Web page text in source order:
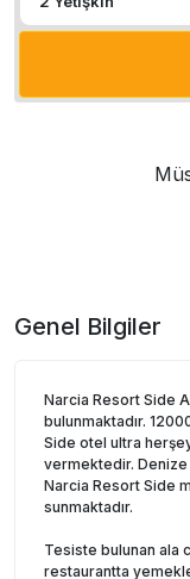
Genel Bilgiler
Narcia Resort Side
bulunmaktadır.
Side otel ultra
vermektedir. Denize
Narcia Resort Side
sunmaktadır.
Tesiste bulunan ala
restaurantta